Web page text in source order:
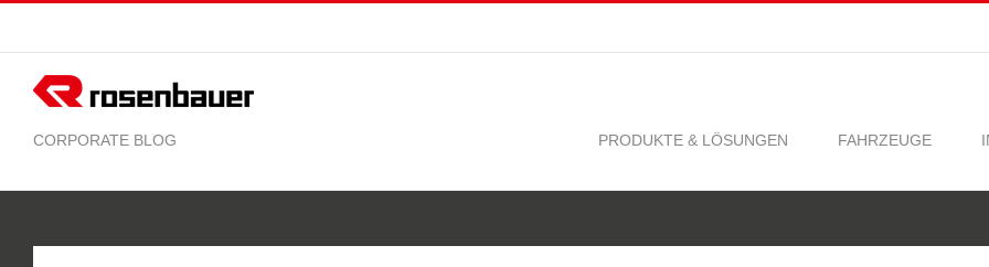
springen
PRODUKTE & LÖSUNGEN FAHRZEUGE